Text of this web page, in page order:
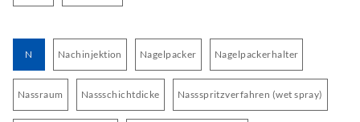
N Nachinjektion Nagelpacker Nagelpackerhalter
Nassraum Nassschichtdicke Nassspritzverfahren (wet spray)